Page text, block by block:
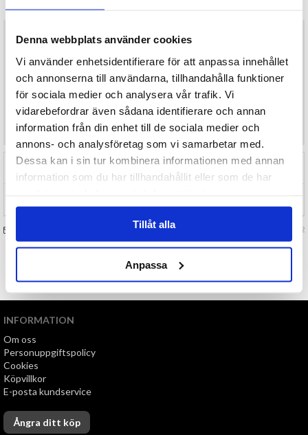
Denna webbplats använder cookies
Vi använder enhetsidentifierare för att anpassa innehållet
och annonserna till användarna, tillhandahålla funktioner
för sociala medier och analysera vår trafik. Vi
vidarebefordrar även sådana identifierare och annan
information från din enhet till de sociala medier och
annons- och analysföretag som vi samarbetar med.
Dessa kan i sin tur kombinera informationen med annan
information som du har tillhandahållit eller som de har
Tillåt alla
Anpassa
Dessa fantasidjur kan skapa många lekfulla timmar. Sätt djuret på
fingret, dra den bakåt, rikta på målet och skjut. Leveras i set om två
stycken dinosaurier.
Mått: ca 13 x 4,5 cm
CE-märkt
Rekommenderas ej till barn under 3 år
Levereras i slumpvis färgkombination
RECENSIONER (0)
Art. nr 147322
INFORMATION
Om oss
Personuppgiftspolicy
Cookies
Köpvillkor
E-posta kundservice
Ångra ditt köp